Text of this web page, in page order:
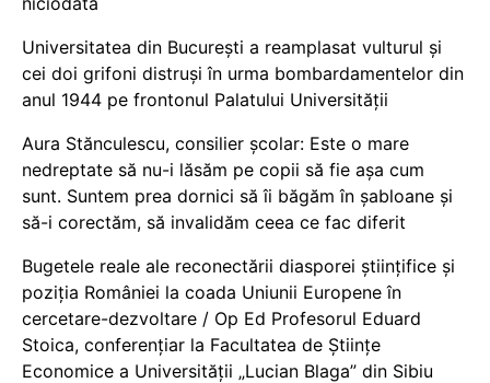
Universitatea din București a reamplasat vulturul și
cei doi grifoni distruși în urma bombardamentelor din
anul 1944 pe frontonul Palatului Universității
Aura Stănculescu, consilier școlar: Este o mare
nedreptate să nu-i lăsăm pe copii să fie așa cum
sunt. Suntem prea dornici să îi băgăm în șabloane și
să-i corectăm, să invalidăm ceea ce fac diferit
Bugetele reale ale reconectării diasporei științifice și
poziția României la coada Uniunii Europene în
cercetare-dezvoltare / Op Ed Profesorul Eduard
Stoica, conferențiar la Facultatea de Științe
Economice a Universității „Lucian Blaga” din Sibiu